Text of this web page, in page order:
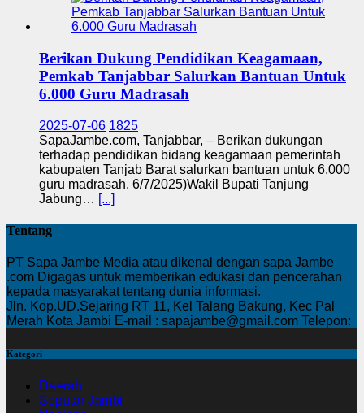
Berikan Dukung Pendidikan Keagamaan,
Pemkab Tanjabbar Salurkan Bantuan Untuk
6.000 Guru Madrasah
2025-07-06 1825
SapaJambe.com, Tanjabbar, – Berikan dukungan
terhadap pendidikan bidang keagamaan pemerintah
kabupaten Tanjab Barat salurkan bantuan untuk 6.000
guru madrasah. 6/7/2025)Wakil Bupati Tanjung
Jabung… [...]
Tentang
PT Sapa Jambe Media atau dikenal dengan sapa Jambe
.com Digagas untuk memberikan edukasi dan pencerahan
kepada masyarakat tentang dunia informasi.
Jln. Kop.UD.Sejaring RT 11, Kel Talang Bakung, Kec Pal
Merah Kota Jambi E-mail : sapajambe@gmail.com Telepon:
Kategori
Daerah
Seputar Jambi